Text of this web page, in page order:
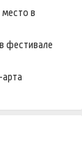
в
фестивале